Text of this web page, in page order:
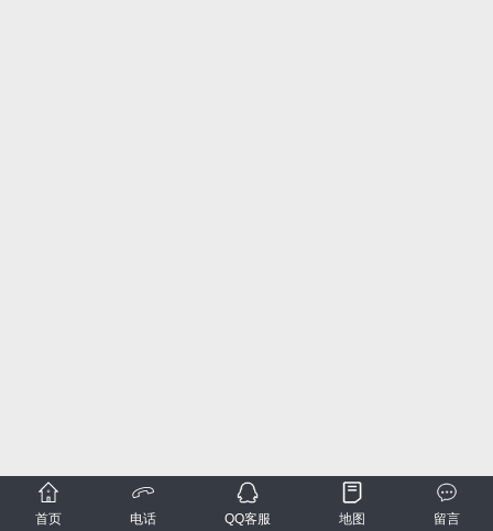
首页 电话 QQ客服 地图 留言